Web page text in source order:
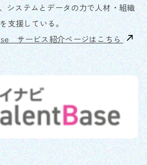
システムとデータの力で人材・組織
支援している。
サービス紹介ページはこちら